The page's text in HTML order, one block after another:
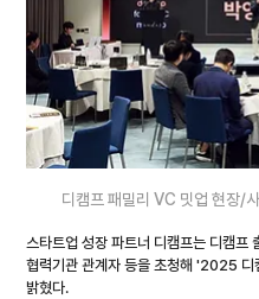
디캠프 패밀리 VC 밋업 현장/
스타트업 성장 파트너 디캠프는 디캠프
협력기관 관계자 등을 초청해 '2025
밝혔다.